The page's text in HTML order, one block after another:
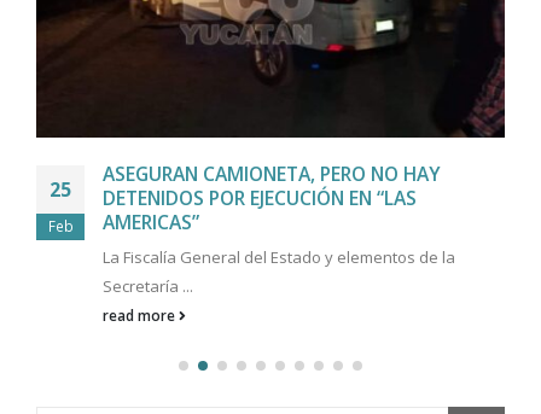
25
Feb
ASEGURAN CAMIONETA, PERO NO HAY
DETENIDOS POR EJECUCIÓN EN “LAS
AMERICAS”
La Fiscalía General del Estado y elementos de la
Secretaría ...
read more